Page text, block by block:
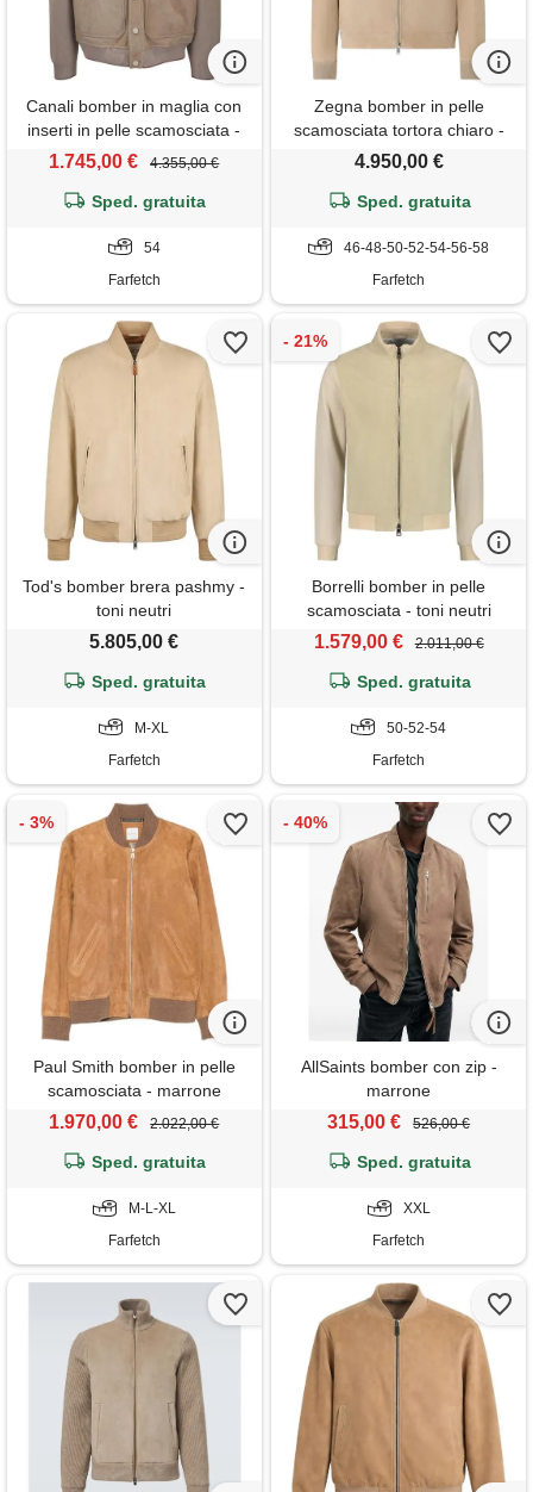
Canali bomber in maglia con
inserti in pelle scamosciata -
toni neutri
1.745,00 € 4.355,00 €
Sped. gratuita
54
Farfetch
Zegna bomber in pelle
scamosciata tortora chiaro -
toni neutri
4.950,00 €
Sped. gratuita
46-48-50-52-54-56-58
Farfetch
Tod's bomber brera pashmy -
toni neutri
5.805,00 €
Sped. gratuita
M-XL
Farfetch
Borrelli bomber in pelle
scamosciata - toni neutri
1.579,00 € 2.011,00 €
Sped. gratuita
50-52-54
Farfetch
Paul Smith bomber in pelle
scamosciata - marrone
1.970,00 € 2.022,00 €
Sped. gratuita
M-L-XL
Farfetch
AllSaints bomber con zip -
marrone
315,00 € 526,00 €
Sped. gratuita
XXL
Farfetch